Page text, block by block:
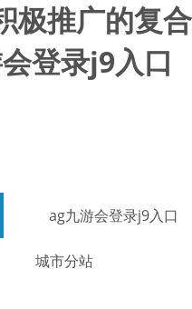
极推广的复合
登录j9入口
ag九游会登录j9入口
城市分站